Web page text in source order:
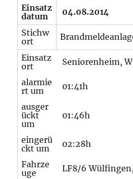
Einsatz
datum
04.08.2014
Stichw
ort
Einsatz
ort
Seniorenheim,
alarmie
rt um
01:41h
ausger
ückt
um
01:46h
eingerü
ckt um
02:28h
Fahrze
uge
LF8/6